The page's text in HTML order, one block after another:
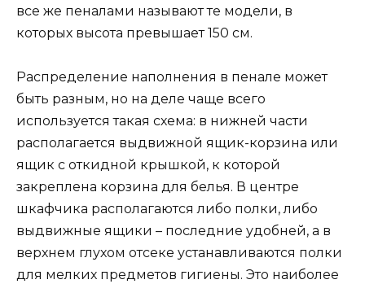
все же пеналами называют те модели, в
которых высота превышает 150 см.
Распределение наполнения в пенале может
быть разным, но на деле чаще всего
используется такая схема: в нижней части
располагается выдвижной ящик-корзина или
ящик с откидной крышкой, к которой
закреплена корзина для белья. В центре
шкафчика располагаются либо полки, либо
выдвижные ящики – последние удобней, а в
верхнем глухом отсеке устанавливаются полки
для мелких предметов гигиены. Это наиболее